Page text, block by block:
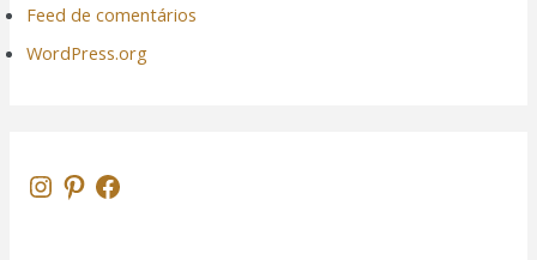
Feed de comentários
WordPress.org